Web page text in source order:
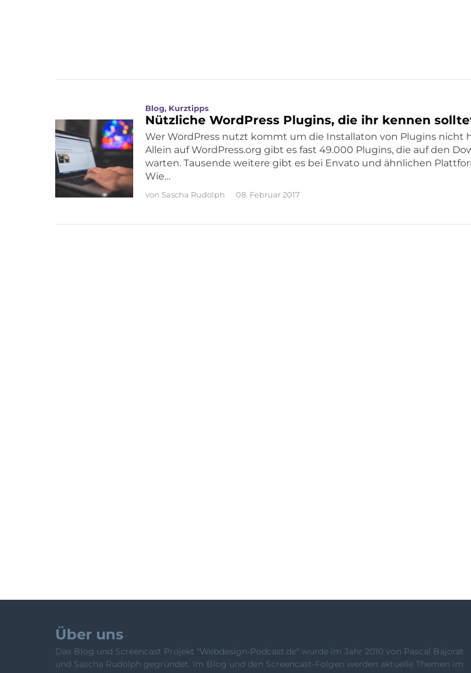
Blog, Kurztipps
Nützliche WordPress Plugins, die ihr kennen
Wer WordPress nutzt kommt um die Installaton von Plugins nicht
Allein auf WordPress.org gibt es fast 49.000 Plugins, die auf den
warten. Tausende weitere gibt es bei Envato und ähnlichen
Wie…
von Sascha Rudolph 08. Februar 2017
Über uns
Das Blog und Screencast Projekt "Webdesign-Podcast.de" wurde im Jahr 2010 von Pascal Bajorat
und Sascha Rudolph gegründet. Im Blog und den Screencast-Folgen werden aktuelle Themen im